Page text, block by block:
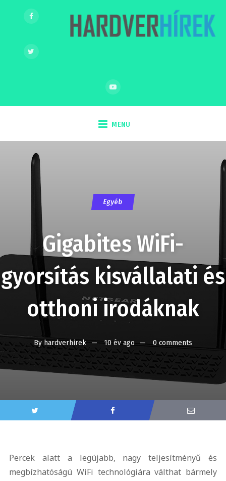
MENU
Egyéb
Gigabites WiFi-
gyorsítás kisvállalati és
otthoni irodáknak
By hardverhirek 10 év ago 0 comments
Percek alatt a legújabb, nagy teljesítményű és
megbízhatóságú WiFi technológiára válthat bármely